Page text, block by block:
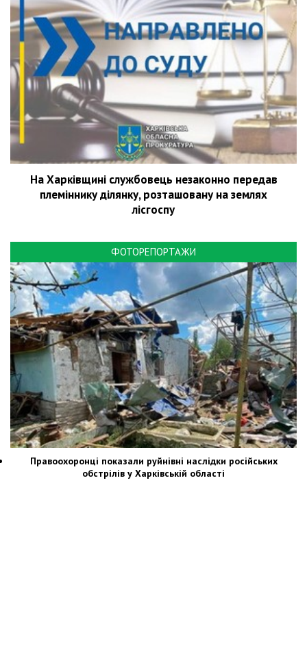
На Харківщині службовець незаконно передав
племіннику ділянку, розташовану на землях
лісгоспу
ФОТОРЕПОРТАЖИ
Правоохоронці показали руйнівні наслідки російських
обстрілів у Харківській області